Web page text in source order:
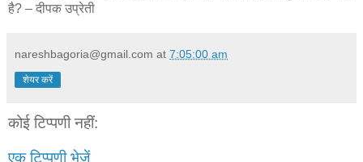
है? – दीपक उप्रेती
nareshbagoria@gmail.com at 7:05:00 am
शेयर करें
कोई टिप्पणी नहीं:
एक टिप्पणी भेजें